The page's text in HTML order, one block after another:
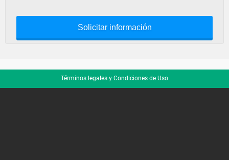
Solicitar información
Términos legales y Condiciones de Uso